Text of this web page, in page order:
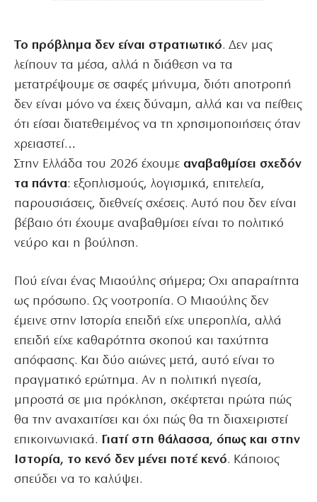
Το πρόβλημα δεν είναι στρατιωτικό. Δεν μας
λείπουν τα μέσα, αλλά η διάθεση να τα
μετατρέψουμε σε σαφές μήνυμα, διότι αποτροπή
δεν είναι μόνο να έχεις δύναμη, αλλά και να πείθεις
ότι είσαι διατεθειμένος να τη χρησιμοποιήσεις όταν
χρειαστεί…
Στην Ελλάδα του 2026 έχουμε αναβαθμίσει σχεδόν
τα πάντα: εξοπλισμούς, λογισμικά, επιτελεία,
παρουσιάσεις, διεθνείς σχέσεις. Αυτό που δεν είναι
βέβαιο ότι έχουμε αναβαθμίσει είναι το πολιτικό
νεύρο και η βούληση.
Πού είναι ένας Μιαούλης σήμερα; Οχι απαραίτητα
ως πρόσωπο. Ως νοοτροπία. Ο Μιαούλης δεν
έμεινε στην Ιστορία επειδή είχε υπεροπλία, αλλά
επειδή είχε καθαρότητα σκοπού και ταχύτητα
απόφασης. Και δύο αιώνες μετά, αυτό είναι το
πραγματικό ερώτημα. Αν η πολιτική ηγεσία,
μπροστά σε μια πρόκληση, σκέφτεται πρώτα πώς
θα την αναχαιτίσει και όχι πώς θα τη διαχειριστεί
επικοινωνιακά. Γιατί στη θάλασσα, όπως και στην
Ιστορία, το κενό δεν μένει ποτέ κενό. Κάποιος
σπεύδει να το καλύψει.